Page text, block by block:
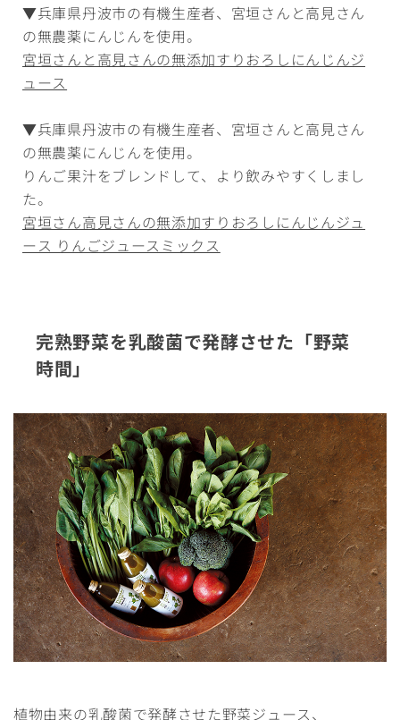
▼兵庫県丹波市の有機生産者、宮垣さんと高見さん
の無農薬にんじんを使用。
宮垣さんと高見さんの無添加すりおろしにんじんジ
ュース
▼兵庫県丹波市の有機生産者、宮垣さんと高見さん
の無農薬にんじんを使用。
りんご果汁をブレンドして、より飲みやすくしまし
た。
宮垣さん高見さんの無添加すりおろしにんじんジュ
ース りんごジュースミックス
完熟野菜を乳酸菌で発酵させた「野菜
時間」
植物由来の乳酸菌で発酵させた野菜ジュース、